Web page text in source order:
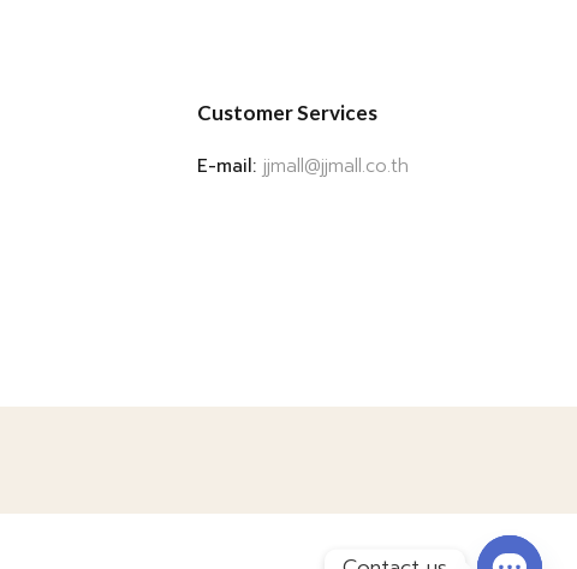
Customer Services
E-mail: jjmall@jjmall.co.th